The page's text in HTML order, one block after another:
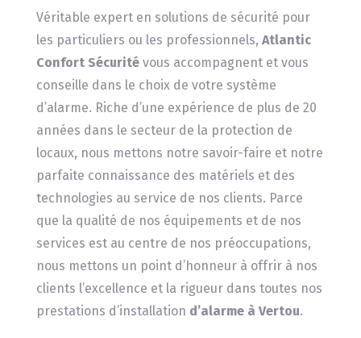
Véritable expert en solutions de sécurité pour
les particuliers ou les professionnels, Atlantic
Confort Sécuritévous accompagnent et vous
conseille dans le choix de votre système
d’alarme. Riche d’une expérience de plus de 20
années dans le secteur de la protection de
locaux, nous mettons notre savoir-faire et notre
parfaite connaissance des matériels et des
technologies au service de nos clients. Parce
que la qualité de nos équipements et de nos
services est au centre de nos préoccupations,
nous mettons un point d’honneur à offrir à nos
clients l’excellence et la rigueur dans toutes nos
prestations d’installation d’alarme à Vertou.